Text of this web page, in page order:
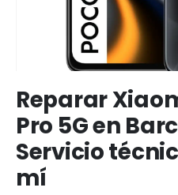
al
comienzo
de
la
galería
de
Reparar
Pro 5G en
Servicio
mí